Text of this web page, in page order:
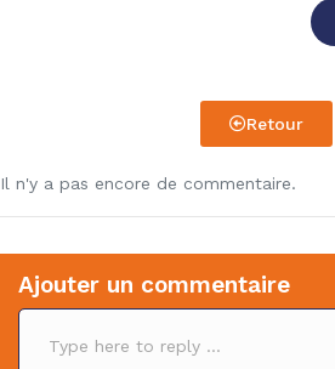
Retour
Il n'y a pas encore de commentaire.
Ajouter un commentaire
C